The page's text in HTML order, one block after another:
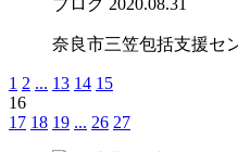
奈良市三笠包括支援セ
1 2 ... 13 14 15
16
17 18 19 ... 26 27